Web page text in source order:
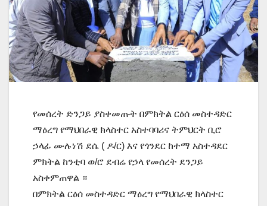
የመሰረት ድንጋይ ያስቀመጡት በምክትል ርዕሰ መስተዳድር
ማዕረግ የማህበራዊ ክላስተር አስተባባሪና ትምህርት ቢሮ
ኃላፊ ሙሉነሽ ደሴ ( ዶ/ር) እና የጎንደር ከተማ አስተዳደር
ምክትል ከንቲባ ወ/ሮ ደብሬ የኃላ የመሰረት ደንጋይ
አስቀምጠዋል ።
በምክትል ርዕሰ መስተዳድር ማዕረግ የማህበራዊ ክላስተር